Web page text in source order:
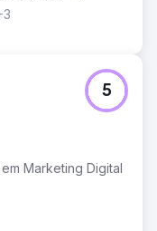
Marketing Digital
5